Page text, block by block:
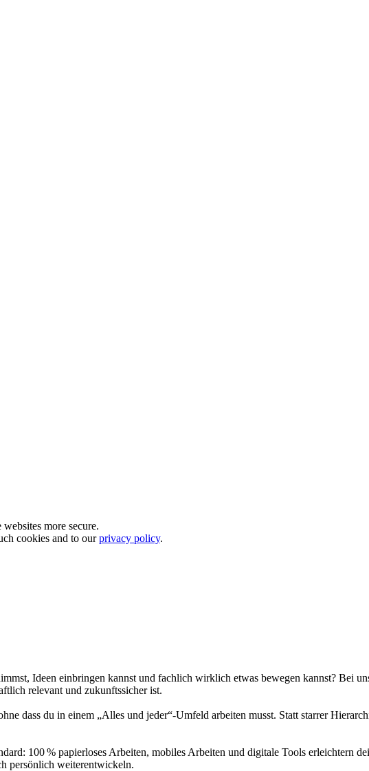
more secure.
cookies and to ourprivacy policy.
Ideen einbringen kannst und fachlich wirklich etwas bewegen kannst? Bei
relevant und zukunftssicher ist.
dass du in einem „Alles und jeder“-Umfeld arbeiten musst. Statt starrer
100 % papierloses Arbeiten, mobiles Arbeiten und digitale Tools erleichtern
persönlich weiterentwickeln.